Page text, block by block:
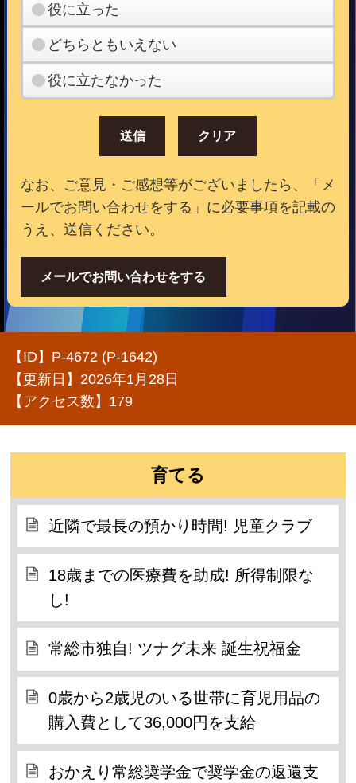
役に立った
どちらともいえない
役に立たなかった
なお、ご意見・ご感想等がございましたら、「メ
ールでお問い合わせをする」に必要事項を記載の
うえ、送信ください。
メールでお問い合わせをする
【ID】 P-4672 (P-1642)
【更新日】 2026年1月28日
【アクセス数】 179
育てる
近隣で最長の預かり時間! 児童クラブ
18歳までの医療費を助成! 所得制限な
し!
常総市独自! ツナグ未来 誕生祝福金
0歳から2歳児のいる世帯に育児用品の
購入費として36,000円を支給
おかえり常総奨学金で奨学金の返還支